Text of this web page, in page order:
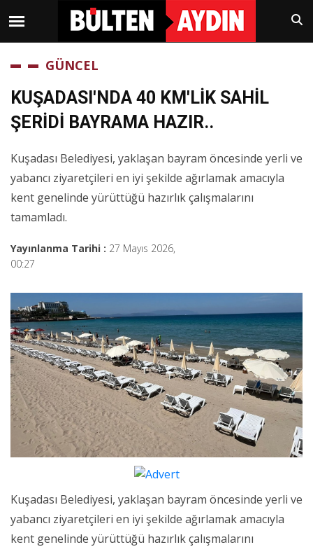
GÜNCEL
KUŞADASI'NDA 40 KM'LİK SAHİL
ŞERİDİ BAYRAMA HAZIR..
Kuşadası Belediyesi, yaklaşan bayram öncesinde yerli ve
yabancı ziyaretçileri en iyi şekilde ağırlamak amacıyla
kent genelinde yürüttüğü hazırlık çalışmalarını
tamamladı.
Yayınlanma Tarihi : 27 Mayıs 2026,
00:27
Kuşadası Belediyesi, yaklaşan bayram öncesinde yerli ve
yabancı ziyaretçileri en iyi şekilde ağırlamak amacıyla
kent genelinde yürüttüğü hazırlık çalışmalarını